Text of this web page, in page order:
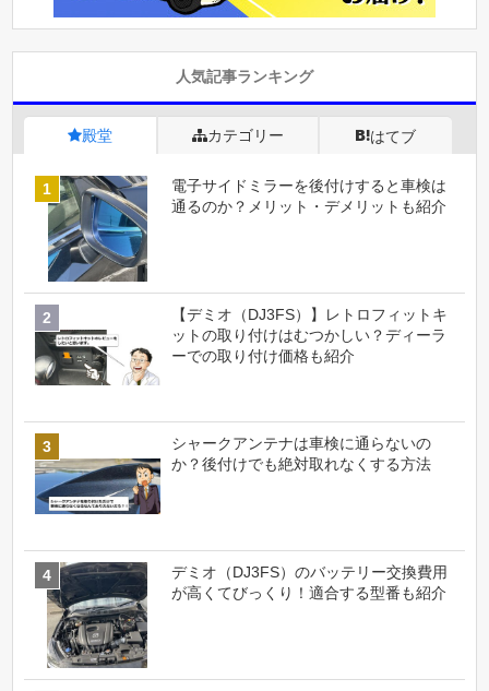
人気記事ランキング
殿堂 カテゴリー はてブ
電子サイドミラーを後付けすると車検は
通るのか？メリット・デメリットも紹介
【デミオ（DJ3FS）】レトロフィットキ
ットの取り付けはむつかしい？ディーラ
ーでの取り付け価格も紹介
シャークアンテナは車検に通らないの
か？後付けでも絶対取れなくする方法
デミオ（DJ3FS）のバッテリー交換費用
が高くてびっくり！適合する型番も紹介